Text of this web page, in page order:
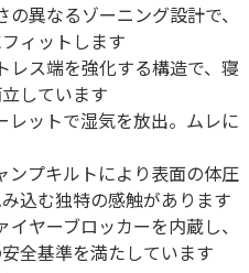
異なるゾーニング設計で、
ィットします
レス端を強化する構造で、寝
しています
レットで湿気を放出。ムレに
ンプキルトにより表面の体圧
込む独特の感触があります
ヤーブロッカーを内蔵し、
全基準を満たしています